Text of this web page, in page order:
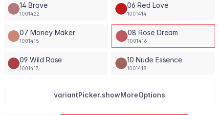
14 Brave
1001422
06 Red Love
1001414
07 Money Maker
1001415
08 Rose Dream
1001416
09 Wild Rose
1001417
10 Nude Essence
1001418
variantPicker.showMoreOptions